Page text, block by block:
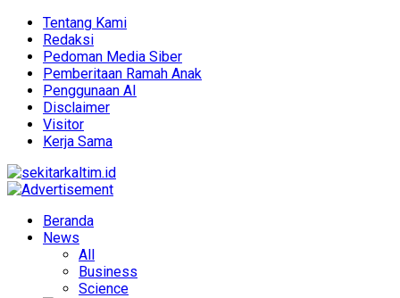
Tentang Kami
Redaksi
Pedoman Media Siber
Pemberitaan Ramah Anak
Penggunaan AI
Disclaimer
Visitor
Kerja Sama
Beranda
News
All
Business
Science